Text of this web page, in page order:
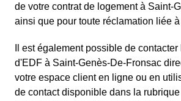
de votre contrat de logement à Saint-
ainsi que pour toute réclamation liée
Il est également possible de
d'EDF à Saint-Genès-De-Fronsac
votre espace client en ligne ou en
de contact disponible dans la